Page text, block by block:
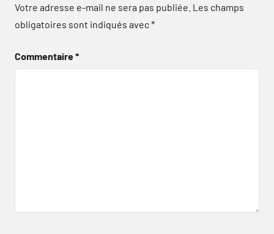
Votre adresse e-mail ne sera pas publiée. Les champs
obligatoires sont indiqués avec*
Commentaire*